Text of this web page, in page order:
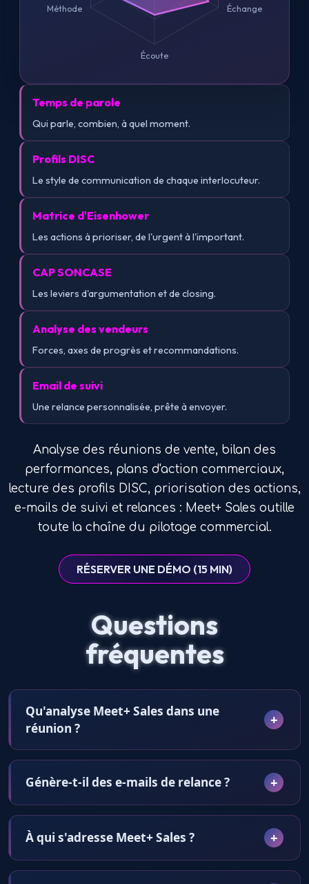
Échange
Écoute
Méthode
Temps de parole
Qui parle, combien, à quel moment.
Profils DISC
Le style de communication de chaque interlocuteur.
Matrice d'Eisenhower
Les actions à prioriser, de l'urgent à l'important.
CAP SONCASE
Les leviers d'argumentation et de closing.
Analyse des vendeurs
Forces, axes de progrès et recommandations.
Email de suivi
Une relance personnalisée, prête à envoyer.
Analyse des réunions de vente, bilan des
performances, plans d'action commerciaux,
lecture des profils DISC, priorisation des actions,
e-mails de suivi et relances : Meet+ Sales outille
toute la chaîne du pilotage commercial.
RÉSERVER UNE DÉMO (15 MIN)
Questions
fréquentes
Qu'analyse Meet+ Sales dans une
réunion ?
Génère-t-il des e-mails de relance ?
À qui s'adresse Meet+ Sales ?